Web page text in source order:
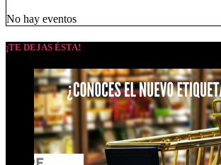
No hay eventos
¡TE DEJAS ÉSTA!